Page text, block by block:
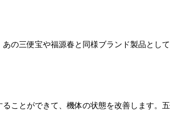
の三便宝や福源春と同様ブランド製品とし
ことができて、機体の状態を改善します。